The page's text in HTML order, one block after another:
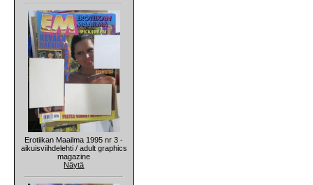
Erotiikan Maailma 1995 nr 3 -
aikuisviihdelehti / adult graphics
magazine
Näytä